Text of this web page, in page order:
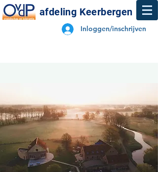
afdeling Keerbergen
Inloggen/inschrijven